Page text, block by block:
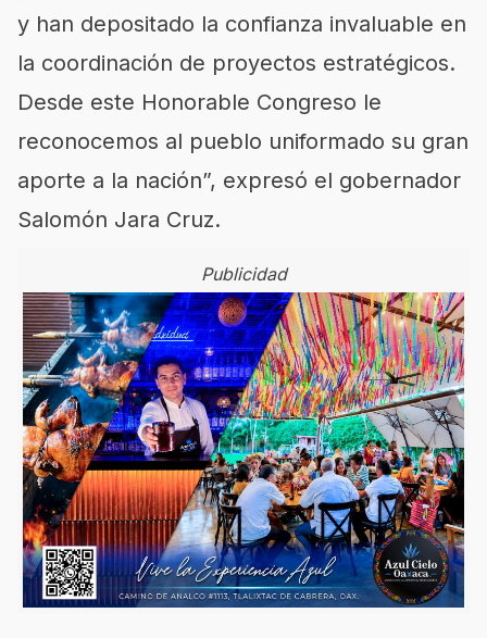
y han depositado la confianza invaluable en
la coordinación de proyectos estratégicos.
Desde este Honorable Congreso le
reconocemos al pueblo uniformado su gran
aporte a la nación”, expresó el gobernador
Salomón Jara Cruz.
Publicidad